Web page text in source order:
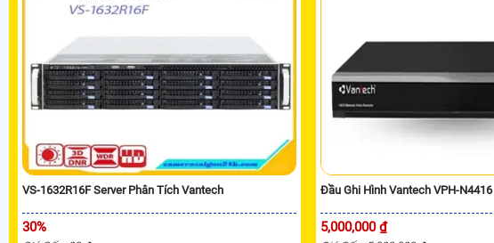
VS-1632R16F Server Phân Tích Vantech
30%
Đầu Ghi Hình Vantech VPH-N4416
5,000,000 ₫